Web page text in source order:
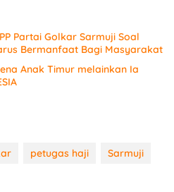
Partai Golkar Sarmuji Soal
Bermanfaat Bagi Masyarakat
Anak Timur melainkan Ia
petugas haji
Sarmuji